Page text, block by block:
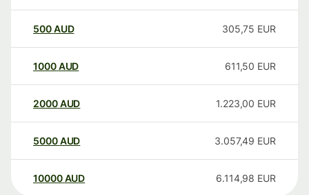
500AUD 305,75 EUR
1000AUD 611,50 EUR
2000AUD 1.223,00 EUR
5000AUD 3.057,49 EUR
10000 AUD 6.114,98 EUR